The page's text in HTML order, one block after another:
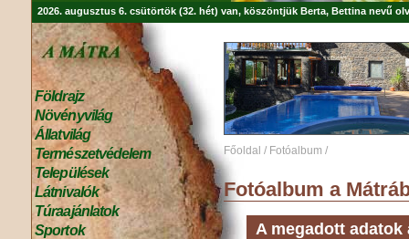
2026. augusztus 6. csütörtök (32. hét) van, köszöntjük Berta, Bettina nevű
Földrajz
Növényvilág
Állatvilág
Természetvédelem
Települések
Látnivalók
Túraajánlatok
Sportok
Főoldal / Fotóalbum /
Fotóalbum a
A megadott